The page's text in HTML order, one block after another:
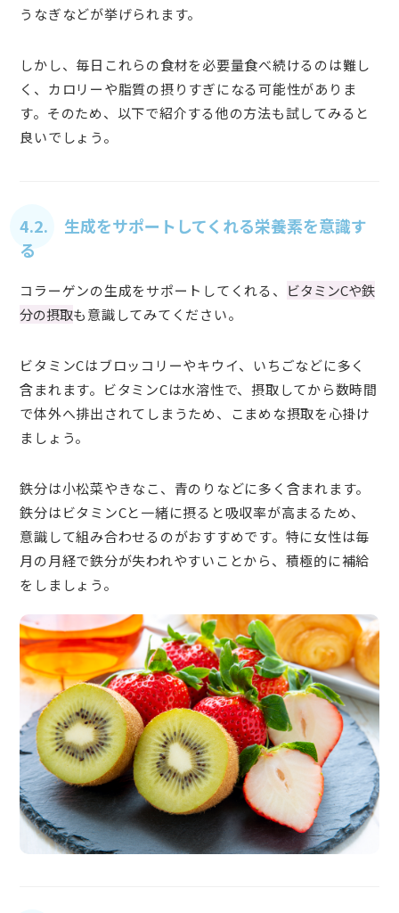
うなぎなどが挙げられます。
しかし、毎日これらの食材を必要量食べ続けるのは難し
く、カロリーや脂質の摂りすぎになる可能性がありま
す。そのため、以下で紹介する他の方法も試してみると
良いでしょう。
4.2. 生成をサポートしてくれる栄養素を意識す
る
コラーゲンの生成をサポートしてくれる、
ビタミンCや鉄
分の摂取も意識してみてください。
ビタミンCはブロッコリーやキウイ、いちごなどに多く
含まれます。ビタミンCは水溶性で、摂取してから数時間
で体外へ排出されてしまうため、こまめな摂取を心掛け
ましょう。
鉄分は小松菜やきなこ、青のりなどに多く含まれます。
鉄分はビタミンCと一緒に摂ると吸収率が高まるため、
意識して組み合わせるのがおすすめです。特に女性は毎
月の月経で鉄分が失われやすいことから、積極的に補給
をしましょう。